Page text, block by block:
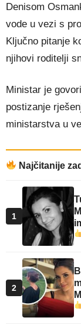
Denisom
vode u vezi s
Ključno pitanje
njihovi roditelji
Ministar je
postizanje
ministarstva u
Najčitanije
1
2